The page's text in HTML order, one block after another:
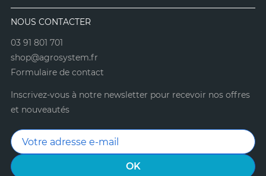
NOUS CONTACTER
03 91 801 701
shop@agrosystem.fr
Formulaire de contact
Inscrivez-vous à notre newsletter pour recevoir nos offres
et nouveautés